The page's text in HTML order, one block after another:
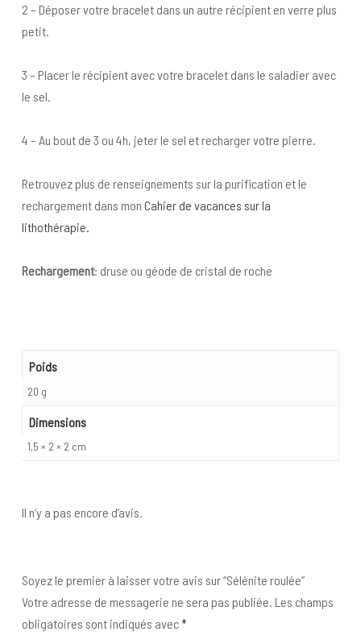
2 – Déposer votre bracelet dans un autre récipient en verre plus
petit.
3 – Placer le récipient avec votre bracelet dans le saladier avec
le sel.
4 – Au bout de 3 ou 4h, jeter le sel et recharger votre pierre.
Retrouvez plus de renseignements sur la purification et le
rechargement dans mon Cahier de vacances sur la
lithothérapie.
Rechargement: druse ou géode de cristal de roche
Poids
20 g
Dimensions
1,5 × 2 × 2 cm
Il n’y a pas encore d’avis.
Soyez le premier à laisser votre avis sur “Sélénite roulée”
Votre adresse de messagerie ne sera pas publiée. Les champs
obligatoires sont indiqués avec*